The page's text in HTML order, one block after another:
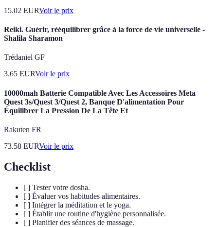
15.02 EURVoir le prix
Reiki. Guérir, rééquilibrer grâce à la force de vie universelle -
Shalila Sharamon
Trédaniel GF
3.65 EURVoir le prix
10000mah Batterie Compatible Avec Les Accessoires Meta
Quest 3s/Quest 3/Quest 2, Banque D'alimentation Pour
Équilibrer La Pression De La Tête Et
Rakuten FR
73.58 EURVoir le prix
Checklist
[ ] Tester votre dosha.
[ ] Évaluer vos habitudes alimentaires.
[ ] Intégrer la méditation et le yoga.
[ ] Établir une routine d'hygiène personnalisée.
[ ] Planifier des séances de massage.